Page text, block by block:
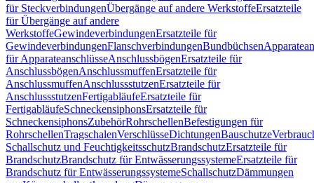
für SteckverbindungenÜbergänge auf andere WerkstoffeErsatzteile
für Übergänge auf andere
WerkstoffeGewindeverbindungenErsatzteile für
GewindeverbindungenFlanschverbindungenBundbüchsen
für ApparateanschlüsseAnschlussbögenErsatzteile für
AnschlussbögenAnschlussmuffenErsatzteile für
AnschlussmuffenAnschlussstutzenErsatzteile für
AnschlussstutzenFertigabläufeErsatzteile für
FertigabläufeSchneckensiphonsErsatzteile für
SchneckensiphonsZubehörRohrschellenBefestigungen für
RohrschellenTragschalenVerschlüsseDichtungenBauschutze
Schallschutz und FeuchtigkeitsschutzBrandschutzErsatzteile für
BrandschutzBrandschutz für EntwässerungssystemeErsatzteile für
Brandschutz für EntwässerungssystemeSchallschutzDämmungen